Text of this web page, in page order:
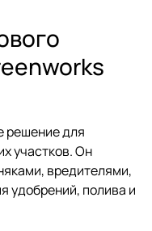
решение для
участков. Он
вредителями,
удобрений, полива и